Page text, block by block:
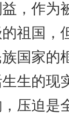
，作为
祖国，
国家的
生的现
压迫是